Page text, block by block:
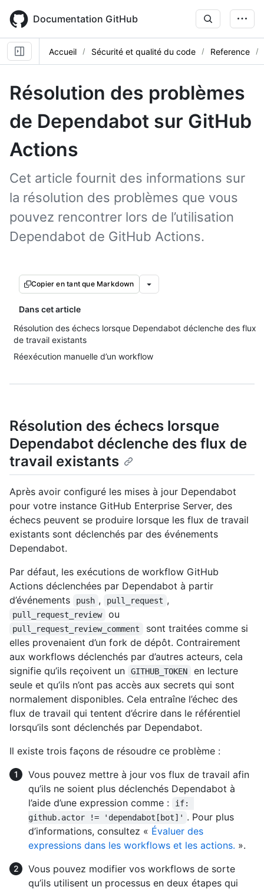
main
content
Documentation GitHub
Accueil Sécurité et qualité du code Reference
Résolution des problèmes
de Dependabot sur GitHub
Actions
Cet article fournit des informations sur
la résolution des problèmes que vous
pouvez rencontrer lors de l’utilisation
Dependabot de GitHub Actions.
Copier en tant que Markdown
Dans cet article
Résolution des échecs lorsque Dependabot déclenche des flux
de travail existants
Réexécution manuelle d’un workflow
Résolution des échecs lorsque
Dependabot déclenche des flux de
travail existants
Après avoir configuré les mises à jour Dependabot
pour votre instance GitHub Enterprise Server, des
échecs peuvent se produire lorsque les flux de travail
existants sont déclenchés par des événements
Dependabot.
Par défaut, les exécutions de workflow GitHub
Actions déclenchées par Dependabot à partir
d’événements
push , pull_request ,
pull_request_review ou
pull_request_review_comment
sont traitées comme si
elles provenaient d’un fork de dépôt. Contrairement
aux workflows déclenchés par d’autres acteurs, cela
signifie qu’ils reçoivent un
GITHUB_TOKEN
en lecture
seule et qu’ils n’ont pas accès aux secrets qui sont
normalement disponibles. Cela entraîne l’échec des
flux de travail qui tentent d’écrire dans le référentiel
lorsqu’ils sont déclenchés par Dependabot.
Il existe trois façons de résoudre ce problème :
Vous pouvez mettre à jour vos flux de travail afin
qu’ils ne soient plus déclenchés Dependabot à
l’aide d’une expression comme :
if:
github.actor != 'dependabot[bot]' . Pour plus
d’informations, consultez « Évaluer des
expressions dans les workflows et les actions. ».
Vous pouvez modifier vos workflows de sorte
qu’ils utilisent un processus en deux étapes qui